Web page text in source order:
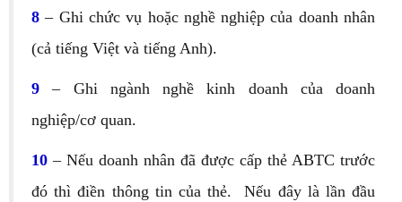
8 – Ghi chức vụ hoặc nghề nghiệp của doanh nhân
(cả tiếng Việt và tiếng Anh).
9– Ghi ngành nghề kinh doanh của doanh
nghiệp/cơ quan.
10– Nếu doanh nhân đã được cấp thẻ ABTC trước
đó thì điền thông tin của thẻ. Nếu đây là lần đầu